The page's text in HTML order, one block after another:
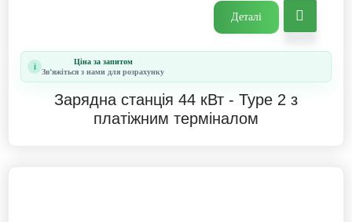
Деталі
i Ціна за запитом
Звʼяжіться з нами для розрахунку
Зарядна станція 44 кВт - Type 2 з
платіжним терміналом